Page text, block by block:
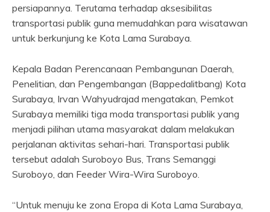
persiapannya. Terutama terhadap aksesibilitas
transportasi publik guna memudahkan para wisatawan
untuk berkunjung ke Kota Lama Surabaya.
Kepala Badan Perencanaan Pembangunan Daerah,
Penelitian, dan Pengembangan (Bappedalitbang) Kota
Surabaya, Irvan Wahyudrajad mengatakan, Pemkot
Surabaya memiliki tiga moda transportasi publik yang
menjadi pilihan utama masyarakat dalam melakukan
perjalanan aktivitas sehari-hari. Transportasi publik
tersebut adalah Suroboyo Bus, Trans Semanggi
Suroboyo, dan Feeder Wira-Wira Suroboyo.
“Untuk menuju ke zona Eropa di Kota Lama Surabaya,